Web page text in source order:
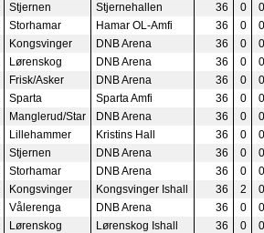
Stjernen Stjernehallen 36 0
0
Storhamar Hamar OL-Amfi 36 0
0
Kongsvinger DNB Arena 36 0
0
Lørenskog DNB Arena 36 0
0
Frisk/Asker DNB Arena 36 0
0
Sparta Sparta Amfi 36 0
0
Manglerud/Star DNB Arena 36 0
0
Lillehammer Kristins Hall 36 0
0
Stjernen DNB Arena 36 0
0
Storhamar DNB Arena 36 0
0
Kongsvinger Kongsvinger Ishall 36 2
0
Vålerenga DNB Arena 36 0
0
Lørenskog Lørenskog Ishall 36 0
0